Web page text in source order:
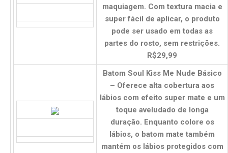
maquiagem. Com textura macia e
super fácil de aplicar, o produto
pode ser usado em todas as
partes do rosto, sem restrições.
R$29,99
Batom Soul Kiss Me Nude Básico
– Oferece alta cobertura aos
lábios com efeito super mate e um
toque aveludado de longa
duração. Enquanto colore os
lábios, o batom mate também
mantém os lábios protegidos com